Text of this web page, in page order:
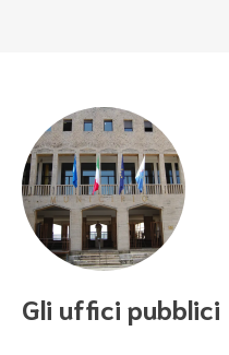
Gli uffici pubblici